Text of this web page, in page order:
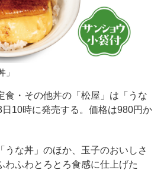
」
・その他丼の「松屋」は「うな
10時に発売する。価格は980円か
な丼」のほか、玉子のおいしさ
わふわとろとろ食感に仕上げた